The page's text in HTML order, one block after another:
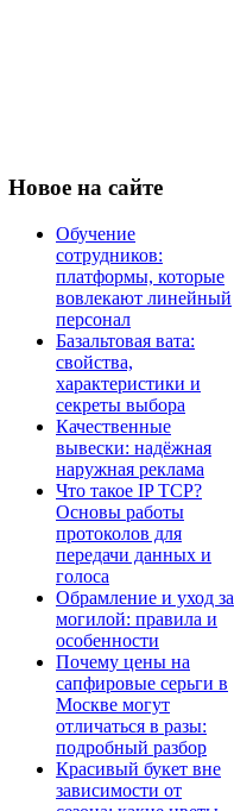
Новое на сайте
Обучение
сотрудников:
платформы, которые
вовлекают линейный
персонал
Базальтовая вата:
свойства,
характеристики и
секреты выбора
Качественные
вывески: надёжная
наружная реклама
Что такое IP TCP?
Основы работы
протоколов для
передачи данных и
голоса
Обрамление и уход за
могилой: правила и
особенности
Почему цены на
сапфировые серьги в
Москве могут
отличаться в разы:
подробный разбор
Красивый букет вне
зависимости от